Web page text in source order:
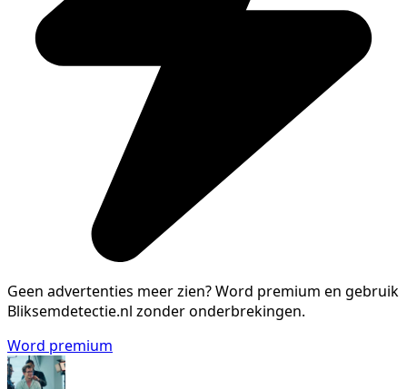
Geen advertenties meer zien?Word premium en gebruik
Bliksemdetectie.nl zonder onderbrekingen.
Word premium